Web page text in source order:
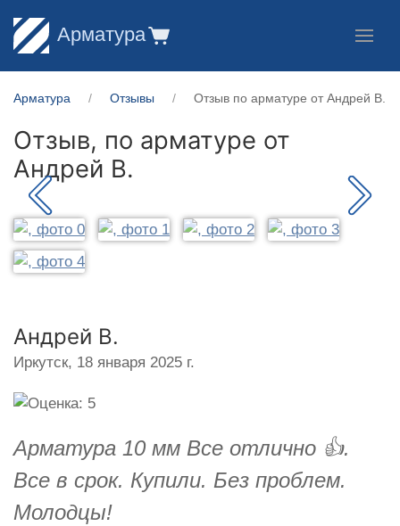
Арматура
Арматура Отзывы Отзыв по арматуре от Андрей В.
Отзыв, по арматуре от
Андрей В.
Андрей В.
Иркутск, 18 января 2025 г.
Арматура 10 мм Все отлично 👍.
Все в срок. Купили. Без проблем.
Молодцы!